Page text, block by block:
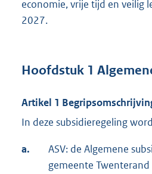
economie, vrije tijd en veilig
2027.
Hoofdstuk 1
Artikel 1
In deze subsidieregeling
a.
ASV: de Algemene
gemeente